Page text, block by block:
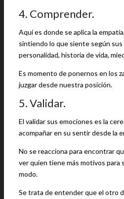
4. Comprender.
Aquí es donde se aplica la
sintiendo lo que siente según
personalidad, historia de vida,
Es momento de ponernos en los
juzgar desde nuestra posición.
5. Validar.
El validar sus emociones es la
acompañar en su sentir desde la
No se reacciona para encontrar
ver quien tiene más motivos para
modo.
Se trata de entender que el otro